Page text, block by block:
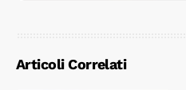
Articoli Correlati